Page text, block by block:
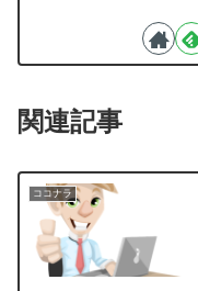
関連記事
ココナラ